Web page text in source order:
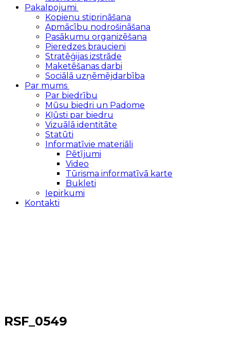
Pakalpojumi
Kopienu stiprināšana
Apmācību nodrošināšana
Pasākumu organizēšana
Pieredzes braucieni
Stratēģijas izstrāde
Maketēšanas darbi
Sociālā uzņēmējdarbība
Par mums
Par biedrību
Mūsu biedri un Padome
Kļūsti par biedru
Vizuālā identitāte
Statūti
Informatīvie materiāli
Pētījumi
Video
Tūrisma informatīvā karte
Bukleti
Iepirkumi
Kontakti
RSF_0549